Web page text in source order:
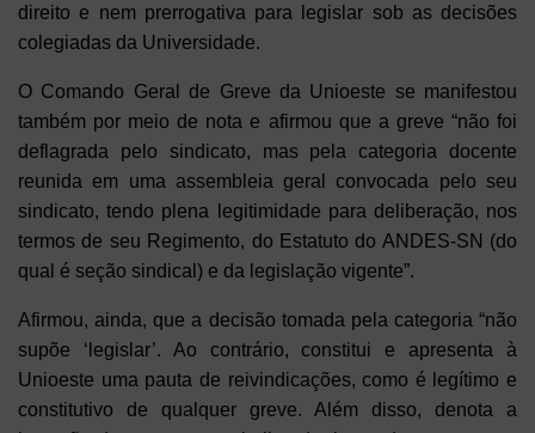
direito e nem prerrogativa para legislar sob as decisões
colegiadas da Universidade.
O Comando Geral de Greve da Unioeste se manifestou
também por meio de nota e afirmou que a greve “não foi
deflagrada pelo sindicato, mas pela categoria docente
reunida em uma assembleia geral convocada pelo seu
sindicato, tendo plena legitimidade para deliberação, nos
termos de seu Regimento, do Estatuto do ANDES-SN (do
qual é seção sindical) e da legislação vigente”.
Afirmou, ainda, que a decisão tomada pela categoria “não
supõe ‘legislar’. Ao contrário, constitui e apresenta à
Unioeste uma pauta de reivindicações, como é legítimo e
constitutivo de qualquer greve. Além disso, denota a